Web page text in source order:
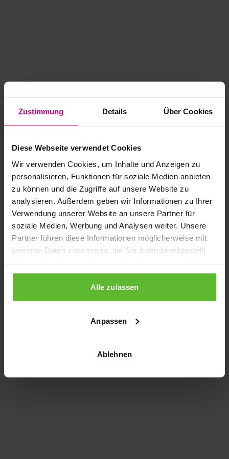
Zustimmung Details Über Cookies
Diese Webseite verwendet Cookies
Wir verwenden Cookies, um Inhalte und Anzeigen zu
personalisieren, Funktionen für soziale Medien anbieten
zu können und die Zugriffe auf unsere Website zu
analysieren. Außerdem geben wir Informationen zu Ihrer
Verwendung unserer Website an unsere Partner für
soziale Medien, Werbung und Analysen weiter. Unsere
Partner führen diese Informationen möglicherweise mit
weiteren Daten zusammen, die Sie ihnen bereitgestellt
gesammelt haben.
Alle zulassen
Anpassen
Ablehnen
Application error: a client-side exception has occurred
loading www.kurzwego.de (see the browser console for more
information).